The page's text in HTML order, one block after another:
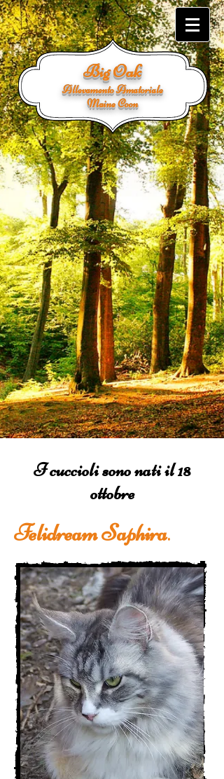
Big Oak
Allevamento Amatoriale
Maine Coon
I cuccioli sono nati il 18
ottobre
Felidream Saphira.